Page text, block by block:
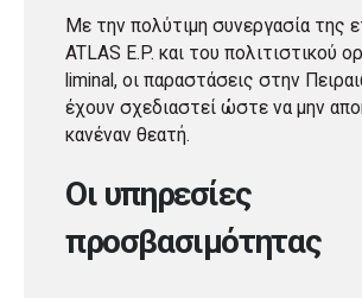
Με την πολύτιμη συνεργασία της
ATLAS E.P. και του πολιτιστικού
liminal, οι παραστάσεις στην
έχουν σχεδιαστεί ώστε να μην
κανέναν θεατή.
Οι υπηρεσίες
προσβασιμότητας